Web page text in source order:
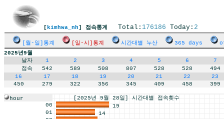
[ kimhwa_nh] 접속통계 Total: 176186 Today: 2
[월-일]통계 [일-시]통계 시간대별 누산 365 days
2025년9월
날자
1 2 3 4 5 6
7
접속
542 589 508 807 528 528
494
16
17 18 19 20 21 22
23
450
279 322 356 345 409 458 399
hour
[2025년 9월 28일] 시간대별 접속횟수
00
19
01
14